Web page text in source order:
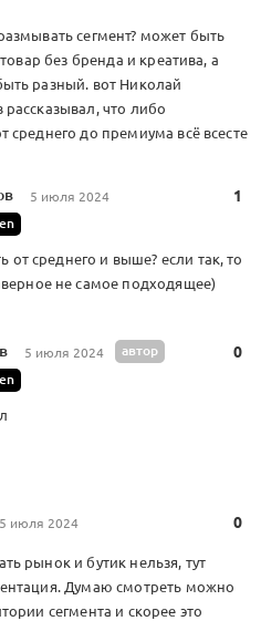
сегмент? может быть
без бренда и креатива, а
разный. вот Николай
что либо
среднего до премиума всё всесте
5 июля 2024 1
от среднего и выше? если так, то
не самое подходящее)
5 июля 2024
автор
0
5 июля 2024 0
рынок и бутик нельзя, тут
Думаю смотреть можно
сегмента и скорее это